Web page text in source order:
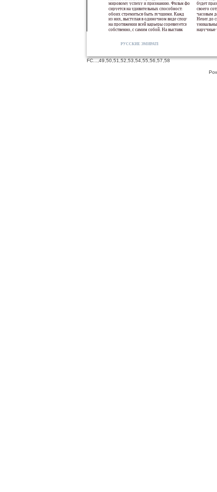
РУССКИЕ ЭМИРАТЫ
мировому успеху и признанию. Фильм фоку-
сируется на удивительных способностях
обоих стремиться быть лучшими. Каждый
из них, выступая в одиночном виде спорта,
на протяжении всей карьеры соревнуется,
собственно, с самим собой. На выставке,
будет
своего
часовым
Heuer до
наручные
FC...,49,50,51,52,53,54,55,56,57,58